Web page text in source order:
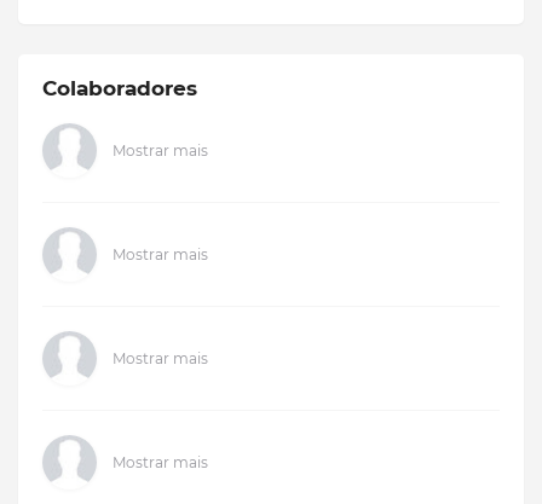
Colaboradores
Mostrar mais
Mostrar mais
Mostrar mais
Mostrar mais